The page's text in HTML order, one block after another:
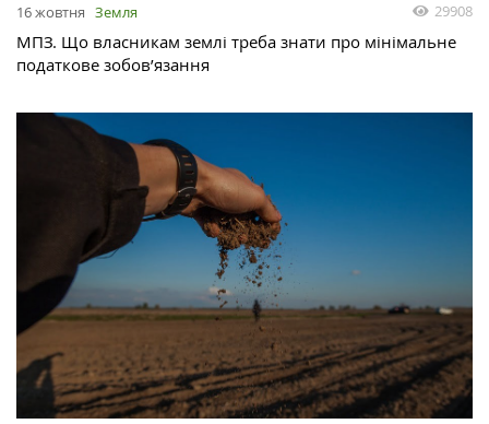
16 жовтня Земля 29908
МПЗ. Що власникам землі треба знати про мінімальне
податкове зобов’язання